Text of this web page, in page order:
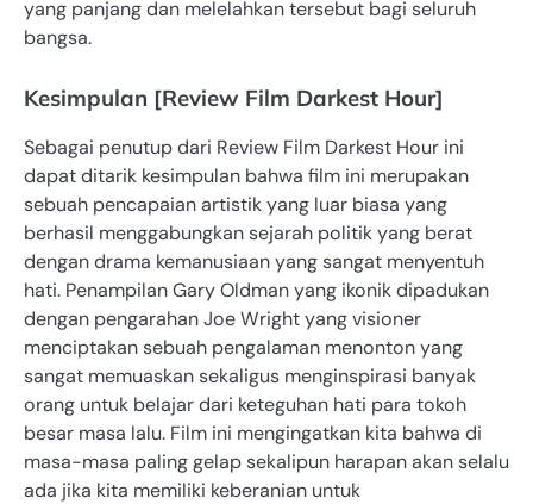
yang panjang dan melelahkan tersebut bagi seluruh
bangsa.
Kesimpulan [Review Film Darkest Hour]
Sebagai penutup dari Review Film Darkest Hour ini
dapat ditarik kesimpulan bahwa film ini merupakan
sebuah pencapaian artistik yang luar biasa yang
berhasil menggabungkan sejarah politik yang berat
dengan drama kemanusiaan yang sangat menyentuh
hati. Penampilan Gary Oldman yang ikonik dipadukan
dengan pengarahan Joe Wright yang visioner
menciptakan sebuah pengalaman menonton yang
sangat memuaskan sekaligus menginspirasi banyak
orang untuk belajar dari keteguhan hati para tokoh
besar masa lalu. Film ini mengingatkan kita bahwa di
masa-masa paling gelap sekalipun harapan akan selalu
ada jika kita memiliki keberanian untuk